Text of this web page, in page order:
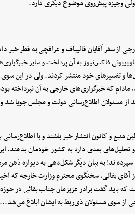
وجیزه پیش‌روی موضوع دیگری دارد.
از سفر آقایان قالیباف و عراقچی به قطر خبر
فاکس‌نیوز به آن پرداخت و سایر
و تفسیرهای خود منتشر کردند. ولی در این
مادام که خبرگزاری‌های خارجی به آن نپرداخته
از مسئولان اطلاع‌رسانی دولت و مجلس جویا
منبع و کانون انتشار خبر باشند و با
بعدی دارد به کشور خودمان بدهند، این
به بیان دیگر شکل‌دهی به دیواره ذهن
آقای بقائی، سخنگوی محترم وزارت خارجه که
که باید گفت برادر عزیزمان جناب بقائی در
از سوی مسئولان ذی‌ربط به ایشان ابلاغ